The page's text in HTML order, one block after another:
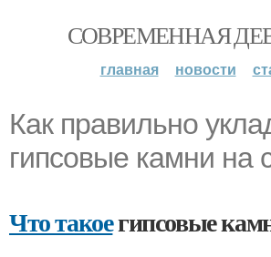
СОВРЕМЕННАЯ
главная новости
Как правильно
гипсовые камни на
Что такоегипсовые